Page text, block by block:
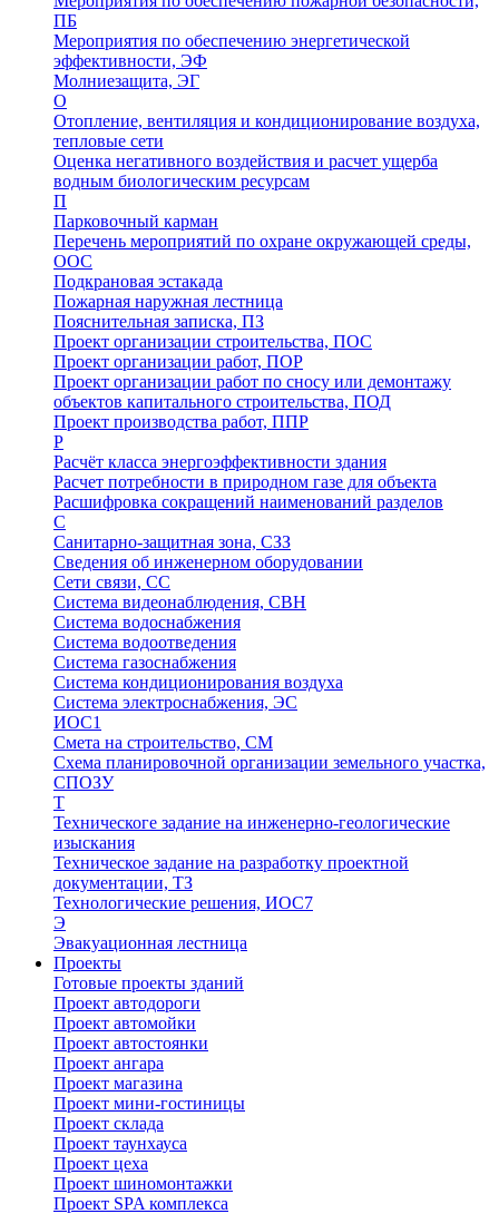
ПБ
Мероприятия по обеспечению энергетической
эффективности, ЭФ
Молниезащита, ЭГ
О
Отопление, вентиляция и кондиционирование воздуха,
тепловые сети
Оценка негативного воздействия и расчет ущерба
водным биологическим ресурсам
П
Парковочный карман
Перечень мероприятий по охране окружающей среды,
ООС
Подкрановая эстакада
Пожарная наружная лестница
Пояснительная записка, ПЗ
Проект организации строительства, ПОС
Проект организации работ, ПОР
Проект организации работ по сносу или демонтажу
объектов капитального строительства, ПОД
Проект производства работ, ППР
Р
Расчёт класса энергоэффективности здания
Расчет потребности в природном газе для объекта
Расшифровка сокращений наименований разделов
С
Санитарно-защитная зона, СЗЗ
Сведения об инженерном оборудовании
Сети связи, СС
Система видеонаблюдения, СВН
Система водоснабжения
Система водоотведения
Система газоснабжения
Система кондиционирования воздуха
Система электроснабжения, ЭС
ИОС1
Смета на строительство, СМ
Схема планировочной организации земельного участка,
СПОЗУ
Т
Техническоге задание на инженерно-геологические
изыскания
Техническое задание на разработку проектной
документации, ТЗ
Технологические решения, ИОC7
Э
Эвакуационная лестница
Проекты
Готовые проекты зданий
Проект автодороги
Проект автомойки
Проект автостоянки
Проект ангара
Проект магазина
Проект мини-гостиницы
Проект склада
Проект таунхауса
Проект цеха
Проект шиномонтажки
Проект SPA комплекса